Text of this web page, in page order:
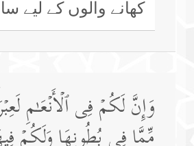
کھانے والوں کے لیے
وَإِنَّ لَكُمۡ فِی ٱلۡأَنۡعَـٰمِ
مِّمَّا فِی بُطُونِهَا وَلَكُمۡ